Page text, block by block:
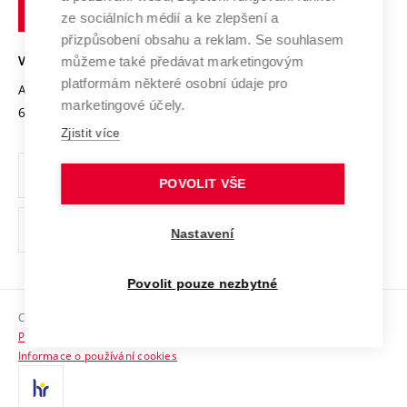
Open Science
Projekty
Projekty ze strukturálních fondů
Specifický výzkum
Mezinárodní dohody
Univerzitní sítě
Podnikavá univerzita / ContriBUTe
Bezpečná univerzita
Vyznamenání
Organizační struktura
Ochrana osobních údajů
odkaz)
Sociální bezpečí
HR Award
Kontakty
technické
VYSOKÉ UČENÍ TECHNICKÉ V BRNĚ
Antonínská 548/1
602 00 Brno
www.vut.cz
vut@vutbr.cz
Copyright © 2026 VUT
Prohlášení o přístupnosti
Informace o používání cookies
ze sociálních médií a ke zlepšení a
přizpůsobení obsahu a reklam. Se souhlasem
můžeme také předávat marketingovým
platformám některé osobní údaje pro
marketingové účely.
Zjistit více
POVOLIT VŠE
Nastavení
Povolit pouze nezbytné